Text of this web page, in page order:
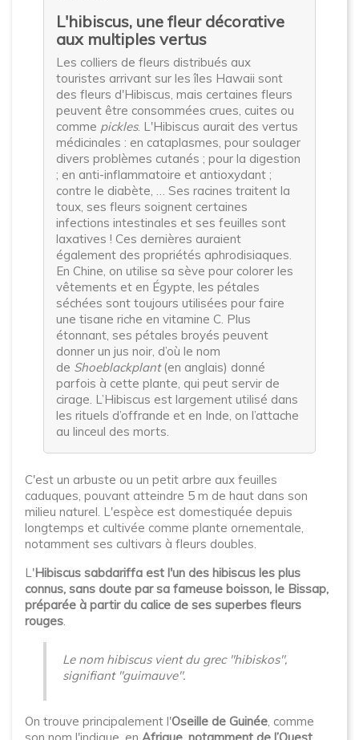
L'hibiscus, une fleur décorative
aux multiples vertus
Les colliers de fleurs distribués aux
touristes arrivant sur les îles Hawaii sont
des fleurs d'Hibiscus, mais certaines fleurs
peuvent être consommées crues, cuites ou
comme pickles. L'Hibiscus aurait des vertus
médicinales : en cataplasmes, pour soulager
divers problèmes cutanés ; pour la digestion
; en anti-inflammatoire et antioxydant ;
contre le diabète, … Ses racines traitent la
toux, ses fleurs soignent certaines
infections intestinales et ses feuilles sont
laxatives ! Ces dernières auraient
également des propriétés aphrodisiaques.
En Chine, on utilise sa sève pour colorer les
vêtements et en Égypte, les pétales
séchées sont toujours utilisées pour faire
une tisane riche en vitamine C. Plus
étonnant, ses pétales broyés peuvent
donner un jus noir, d’où le nom
de Shoeblackplant(en anglais) donné
parfois à cette plante, qui peut servir de
cirage. L’Hibiscus est largement utilisé dans
les rituels d’offrande et en Inde, on l’attache
au linceul des morts.
C'est un arbuste ou un petit arbre aux feuilles
caduques, pouvant atteindre 5 m de haut dans son
milieu naturel. L'espèce est domestiquée depuis
longtemps et cultivée comme plante ornementale,
notamment ses cultivars à fleurs doubles.
L'Hibiscus sabdariffa est l'un des hibiscus les plus
connus, sans doute par sa fameuse boisson, le Bissap,
préparée à partir du calice de ses superbes fleurs
rouges.
Le nom hibiscus vient du grec "hibiskos",
signifiant "guimauve".
On trouve principalement l'Oseille de Guinée, comme